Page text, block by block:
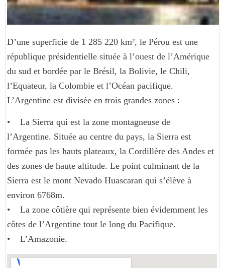
D’une superficie de 1 285 220 km², le Pérou est une
république présidentielle située à l’ouest de l’Amérique
du sud et bordée par le Brésil, la Bolivie, le Chili,
l’Equateur, la Colombie et l’Océan pacifique.
L’Argentine est divisée en trois grandes zones :
• La Sierra qui est la zone montagneuse de
l’Argentine. Située au centre du pays, la Sierra est
formée pas les hauts plateaux, la Cordillère des Andes et
des zones de haute altitude. Le point culminant de la
Sierra est le mont Nevado Huascaran qui s’élève à
environ 6768m.
• La zone côtière qui représente bien évidemment les
côtes de l’Argentine tout le long du Pacifique.
• L’Amazonie.